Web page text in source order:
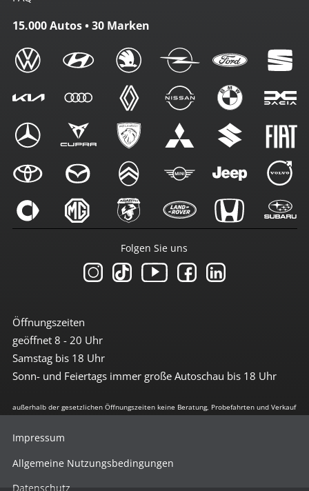
15.000 Autos • 30 Marken
Öffnungszeiten
geöffnet 8 - 20 Uhr
Samstag bis 18 Uhr
Sonn- und Feiertags immer große Autoschau bis 18 Uhr
Folgen Sie uns
außerhalb der gesetzlichen Öffnungszeiten keine Beratung, Probefahrten und Verkauf
Impressum
Allgemeine Nutzungsbedingungen
Datenschutz